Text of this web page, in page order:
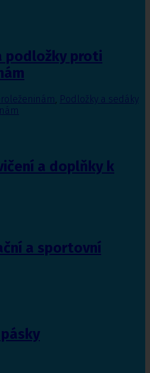
podložky proti
, Podložky a sedáky
a doplňky k
a sportovní